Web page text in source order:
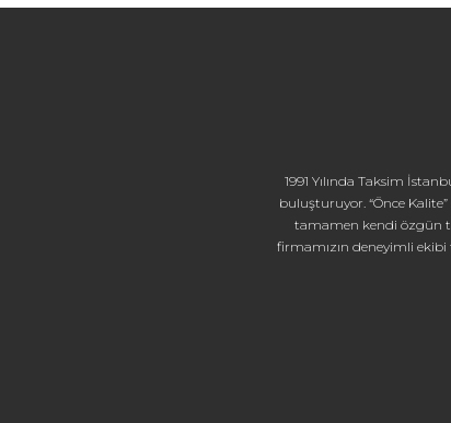
1991 Yılında Taksim
buluşturuyor. “Önce
tamamen kendi özgün
firmamızın deneyimli ekibi